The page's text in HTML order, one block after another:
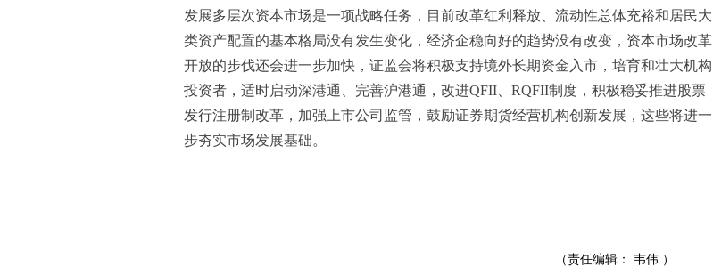
发展多层次资本市场是一项战略任务，目前改革红利释放、流动性总体充裕和居民大
类资产配置的基本格局没有发生变化，经济企稳向好的趋势没有改变，资本市场改革
开放的步伐还会进一步加快，证监会将积极支持境外长期资金入市，培育和壮大机构
投资者，适时启动深港通、完善沪港通，改进QFII、RQFII制度，积极稳妥推进股票
发行注册制改革，加强上市公司监管，鼓励证券期货经营机构创新发展，这些将进一
步夯实市场发展基础。
（责任编辑： 韦伟 ）